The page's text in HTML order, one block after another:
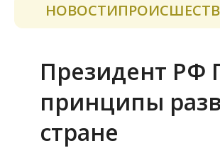
НОВОСТИ
Президент РФ
принципы
стране